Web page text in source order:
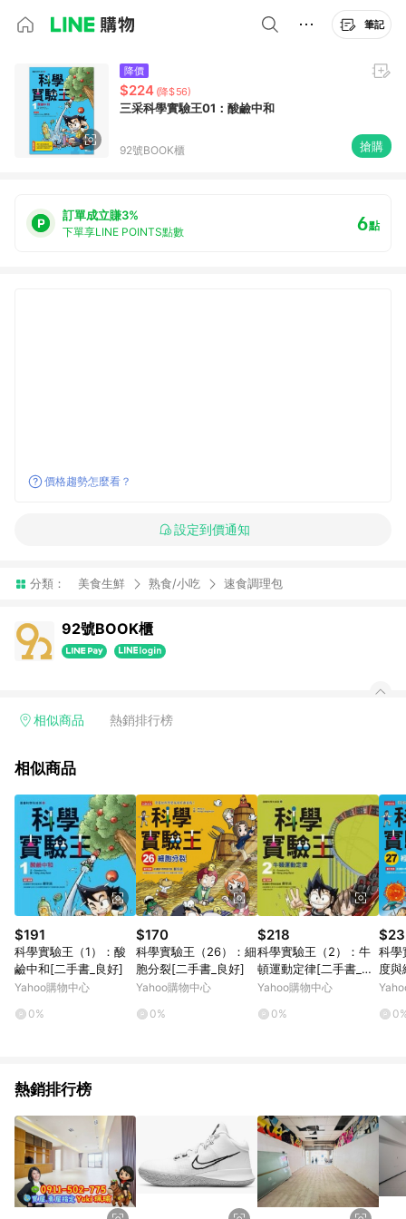
筆記
降價
$224 (降$56)
三采科學實驗王01：酸鹼中和
92號BOOK櫃 搶購
訂單成立賺3%
下單享LINE POINTS點數 6點
價格趨勢怎麼看？
設定到價通知
分類： 美食生鮮 熟食/小吃 速食調理包
92號BOOK櫃
相似商品 熱銷排行榜
相似商品
$191
科學實驗王（1）：酸
鹼中和[二手書_良好]
Yahoo購物中心
0%
$170
科學實驗王（26）：細
胞分裂[二手書_良好]
Yahoo購物中心
0%
$218
科學實驗王（2）：牛
頓運動定律[二手書_良
好]
Yahoo購物中心
0%
科學
度與
熱銷排行榜